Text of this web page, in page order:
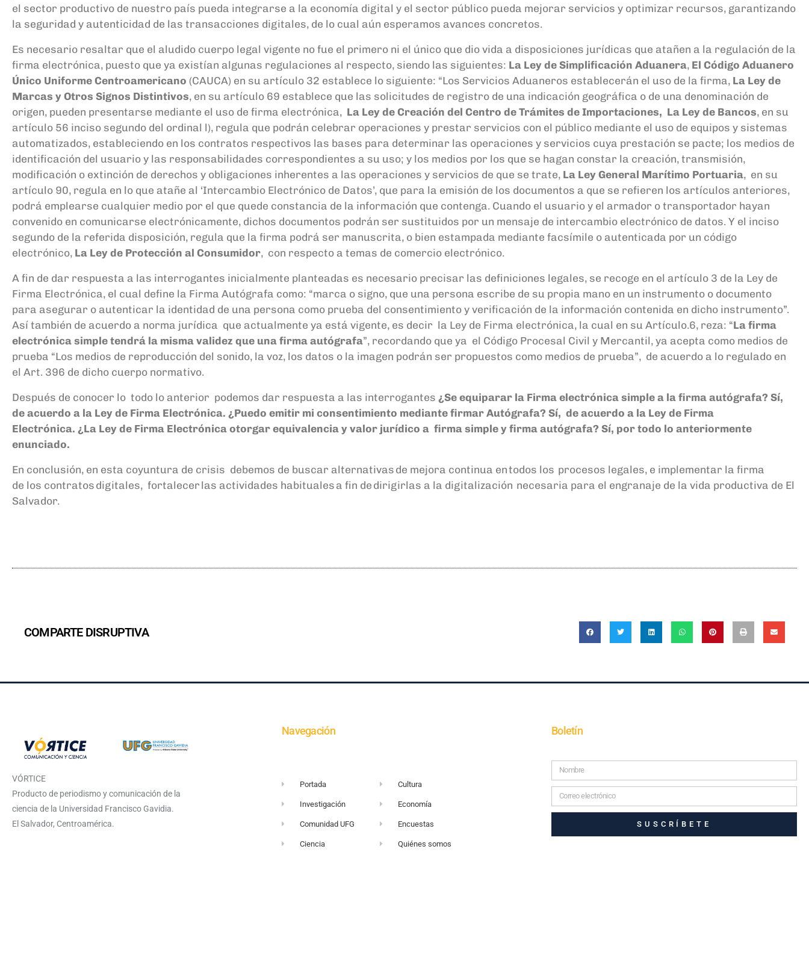
el sector productivo de nuestro país pueda integrarse a la economía digital y el sector público pueda mejorar servicios y optimizar recursos, garantizando
la seguridad y autenticidad de las transacciones digitales, de lo cual aún esperamos avances concretos.
Es necesario resaltar que el aludido cuerpo legal vigente no fue el primero ni el único que dio vida a disposiciones jurídicas que atañen a la regulación de la
firma electrónica, puesto que ya existían algunas regulaciones al respecto, siendo las siguientes: La Ley de Simplificación Aduanera, El Código Aduanero
Único Uniforme Centroamericano (CAUCA) en su artículo 32 establece lo siguiente: “Los Servicios Aduaneros establecerán el uso de la firma, La Ley de
Marcas y Otros Signos Distintivos, en su artículo 69 establece que las solicitudes de registro de una indicación geográfica o de una denominación de
origen, pueden presentarse mediante el uso de firma electrónica, La Ley de Creación del Centro de Trámites de Importaciones, La Ley de Bancos, en su
artículo 56 inciso segundo del ordinal l), regula que podrán celebrar operaciones y prestar servicios con el público mediante el uso de equipos y sistemas
automatizados, estableciendo en los contratos respectivos las bases para determinar las operaciones y servicios cuya prestación se pacte; los medios de
identificación del usuario y las responsabilidades correspondientes a su uso; y los medios por los que se hagan constar la creación, transmisión,
modificación o extinción de derechos y obligaciones inherentes a las operaciones y servicios de que se trate, La Ley General Marítimo Portuaria, en su
artículo 90, regula en lo que atañe al ‘Intercambio Electrónico de Datos’, que para la emisión de los documentos a que se refieren los artículos anteriores,
podrá emplearse cualquier medio por el que quede constancia de la información que contenga. Cuando el usuario y el armador o transportador hayan
convenido en comunicarse electrónicamente, dichos documentos podrán ser sustituidos por un mensaje de intercambio electrónico de datos. Y el inciso
segundo de la referida disposición, regula que la firma podrá ser manuscrita, o bien estampada mediante facsímile o autenticada por un código
electrónico, La Ley de Protección al Consumidor, con respecto a temas de comercio electrónico.
A fin de dar respuesta a las interrogantes inicialmente planteadas es necesario precisar las definiciones legales, se recoge en el artículo 3 de la Ley de
Firma Electrónica, el cual define la Firma Autógrafa como: “marca o signo, que una persona escribe de su propia mano en un instrumento o documento
para asegurar o autenticar la identidad de una persona como prueba del consentimiento y verificación de la información contenida en dicho instrumento”.
Así también de acuerdo a norma jurídica que actualmente ya está vigente, es decir la Ley de Firma electrónica, la cual en su Artículo.6, reza: “La firma
electrónica simple tendrá la misma validez que una firma autógrafa”, recordando que ya el Código Procesal Civil y Mercantil, ya acepta como medios de
prueba “Los medios de reproducción del sonido, la voz, los datos o la imagen podrán ser propuestos como medios de prueba”, de acuerdo a lo regulado en
el Art. 396 de dicho cuerpo normativo.
Después de conocer lo todo lo anterior podemos dar respuesta a las interrogantes ¿Se equiparar la Firma electrónica simple a la firma autógrafa? Sí,
de acuerdo a la Ley de Firma Electrónica. ¿Puedo emitir mi consentimiento mediante firmar Autógrafa? Sí, de acuerdo a la Ley de Firma
Electrónica. ¿La Ley de Firma Electrónica otorgar equivalencia y valor jurídico a firma simple y firma autógrafa? Sí, por todo lo anteriormente
enunciado.
En conclusión, en esta coyuntura de crisis debemos de buscar alternativas de mejora continua en todos los procesos legales, e implementar la firma
de los contratos digitales, fortalecer las actividades habituales a fin de dirigirlas a la digitalización necesaria para el engranaje de la vida productiva de El
Salvador.
COMPARTE DISRUPTIVA
VÓRTICE
Producto de periodismo y comunicación de la
ciencia de la Universidad Francisco Gavidia.
El Salvador, Centroamérica.
Navegación
Portada
Investigación
Comunidad UFG
Ciencia
Cultura
Economía
Encuestas
Quiénes somos
Boletín
SUSCRÍBETE